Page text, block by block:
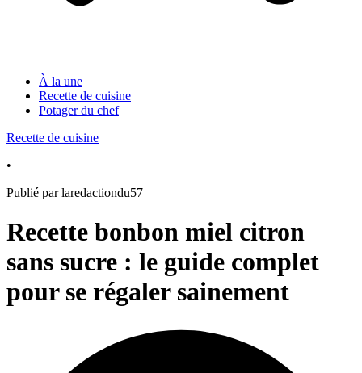
À la une
Recette de cuisine
Potager du chef
Recette de cuisine
•
Publié par laredactiondu57
Recette bonbon miel citron
sans sucre : le guide complet
pour se régaler sainement